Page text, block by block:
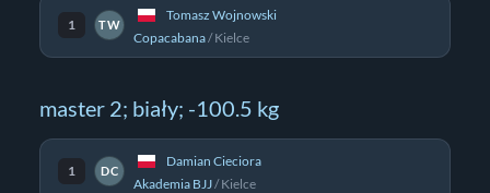
1 TW
Tomasz Wojnowski
Copacabana/Kielce
master 2; biały; -100.5 kg
1 DC
Damian Cieciora
Akademia BJJ/Kielce